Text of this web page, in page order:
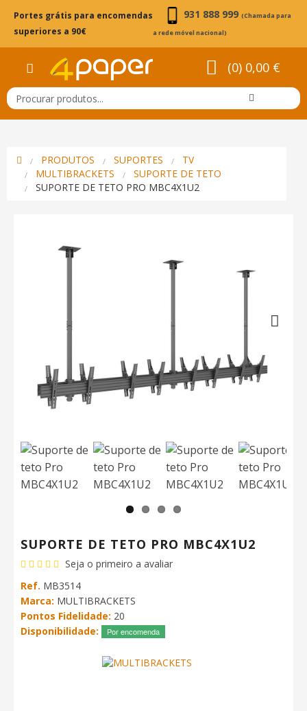
Portes grátis para encomendas
superiores a 90€
931 888 999 (Chamada para
a rede móvel nacional)
(0) 0,00 €
PRODUTOS SUPORTES
TV
MULTIBRACKETS
SUPORTE DE TETO
SUPORTE DE TETO PRO MBC4X1U2
SUPORTE DE TETO PRO MBC4X1U2
Seja o primeiro a avaliar
Ref. MB3514
Marca: MULTIBRACKETS
Pontos Fidelidade: 20
Disponibilidade:
Por encomenda